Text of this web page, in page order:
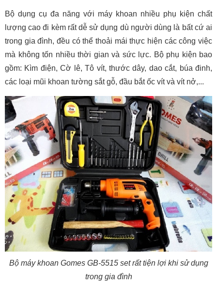
Bộ dụng cụ đa năng với máy khoan nhiều phụ kiện chất
lượng cao đi kèm rất dễ sử dụng dù người dùng là bất cứ ai
trong gia đình, đều có thể thoải mái thực hiện các công việc
mà không tốn nhiều thời gian và sức lực. Bộ phụ kiện bao
gồm: Kìm điện, Cờ lê, Tô vít, thước dây, dao cắt, búa đinh,
các loại mũi khoan tường sắt gỗ, đầu bắt ốc vít và vít nở,...
Bộ máy khoan Gomes GB-5515 set rất tiện lợi khi sử dụng
trong gia đình